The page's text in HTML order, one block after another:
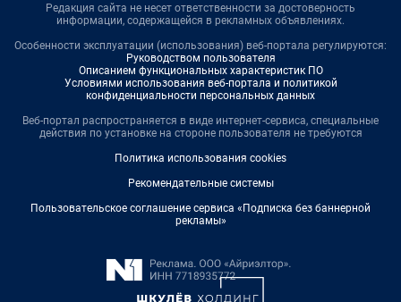
Редакция сайта не несет ответственности за достоверность
информации, содержащейся в рекламных объявлениях.
Особенности эксплуатации (использования) веб-портала регулируются:
Руководством пользователя
Описанием функциональных характеристик ПО
Условиями использования веб-портала и политикой
конфиденциальности персональных данных
Веб-портал распространяется в виде интернет-сервиса, специальные
действия по установке на стороне пользователя не требуются
Политика использования cookies
Рекомендательные системы
Пользовательское соглашение сервиса «Подписка без баннерной
рекламы»